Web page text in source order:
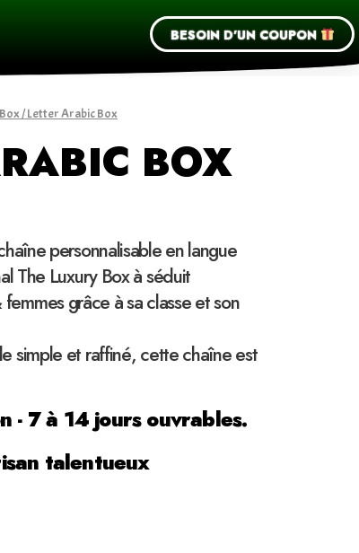
BESOIN D'UN COUPON
/ Letter Arabic Box
BOX
personnalisable en langue
The Luxury Box à séduit
grâce à sa classe et son
simple et raffiné, cette chaîne est
- 7 à 14 jours ouvrables.
talentueux